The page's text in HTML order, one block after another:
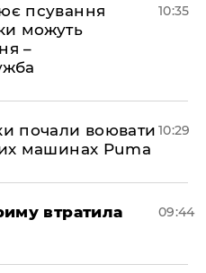
псування
можуть
–
10:35
почали воювати
машинах Puma
10:29
втратила
09:44